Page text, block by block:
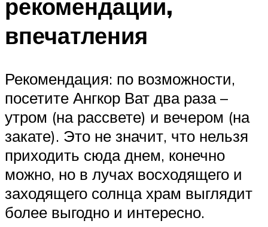
рекомендации,
впечатления
Рекомендация: по возможности,
посетите Ангкор Ват два раза –
утром (на рассвете) и вечером (на
закате). Это не значит, что нельзя
приходить сюда днем, конечно
можно, но в лучах восходящего и
заходящего солнца храм выглядит
более выгодно и интересно.